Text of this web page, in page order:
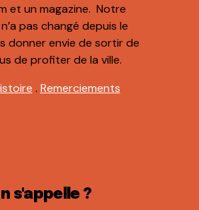
et un magazine. Notre
pas changé depuis le
donner envie de sortir de
de profiter de la ville.
. Remerciements
s'appelle ?